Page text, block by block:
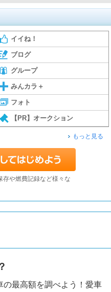
イイね！
ブログ
グループ
みんカラ＋
フォト
【PR】オークション
もっと見る
存や燃費記録など様々な
最高額を調べよう！愛車